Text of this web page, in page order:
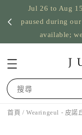
Jul 26 to Aug
paused during
available;
搜尋
首頁 / Wearingeul - 皮諾